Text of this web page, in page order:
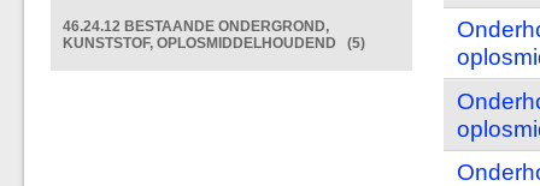
46.24.12 BESTAANDE ONDERGROND,
KUNSTSTOF, OPLOSMIDDELHOUDEND (5)